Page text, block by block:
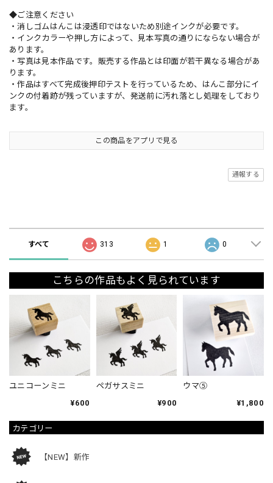
カテゴリー
【NEW】新作
◆ご注意ください
・消しゴムはんこは浸透印ではないため別途インクが必要です。
・インクカラーや押し方によって、見本写真の通りにならない場合が
あります。
・写真は見本作品です。販売する作品とは印面が若干異なる場合があ
ります。
・作品はすべて完成後押印テストを行っているため、はんこ部分にイ
ンクの付着跡が残っていますが、発送前に汚れ落とし処理をしており
ます。
この商品をアプリで見る
通報する
すべて 313 1 0
こちらの作品もよく見られています
ユニコーンミニ
¥600
ペガサスミニ
¥900
ウマ⑤
¥1,800